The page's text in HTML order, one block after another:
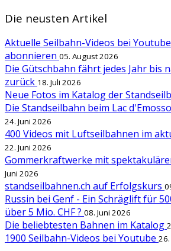
Die neusten Artikel
Aktuelle Seilbahn-Videos bei
abonnieren 05. August 2026
Die Gütschbahn fährt jedes Jahr bis
zurück 18. Juli 2026
Neue Fotos im Katalog der
Die Standseilbahn beim Lac
24. Juni 2026
400 Videos mit Luftseilbahnen im
22. Juni 2026
Gommerkraftwerke mit
Juni 2026
standseilbahnen.ch auf Erfolgskurs
Russin bei Genf - Ein Schräglift für
über 5 Mio. CHF ? 08. Juni 2026
Die beliebtesten Bahnen im Katalog
1900 Seilbahn-Videos bei Youtube